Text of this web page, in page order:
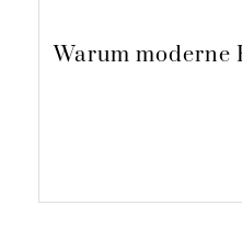
Warum moderne